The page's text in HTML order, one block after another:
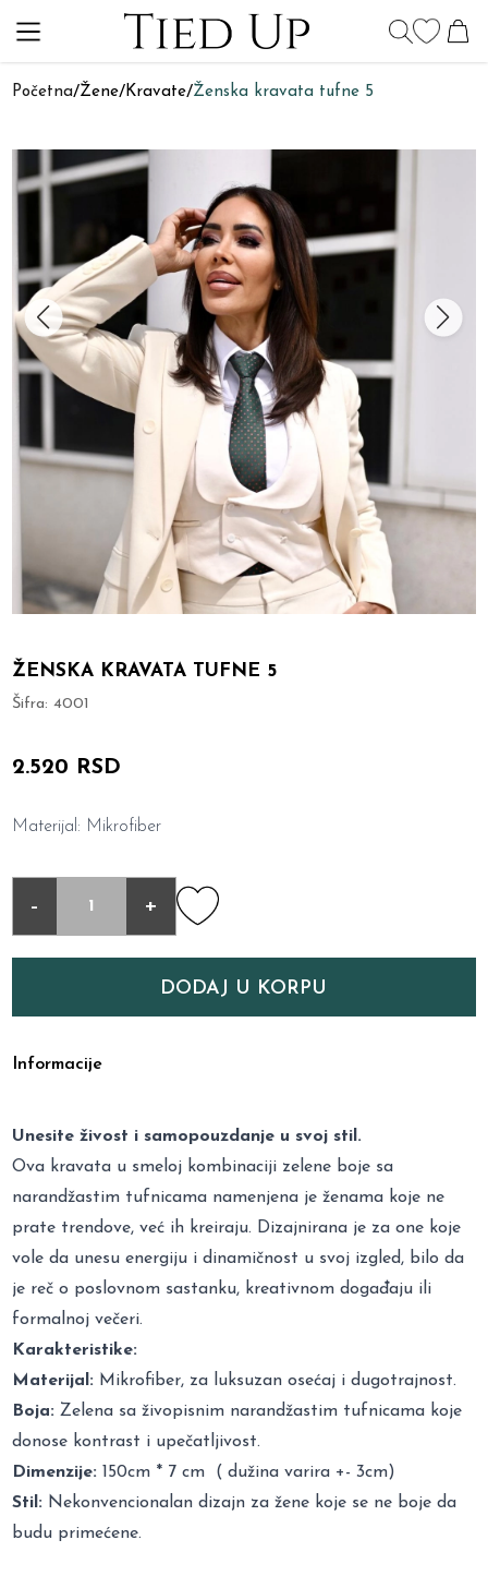
Početna/Žene/Kravate/Ženska kravata tufne 5
ŽENSKA KRAVATA TUFNE 5
Šifra:4001
2.520 RSD
Materijal: Mikrofiber
- +
DODAJ U KORPU
Informacije
Unesite živost i samopouzdanje u svoj stil.
Ova kravata u smeloj kombinaciji zelene boje sa
narandžastim tufnicama namenjena je ženama koje ne
prate trendove, već ih kreiraju. Dizajnirana je za one koje
vole da unesu energiju i dinamičnost u svoj izgled, bilo da
je reč o poslovnom sastanku, kreativnom događaju ili
formalnoj večeri.
Karakteristike:
Materijal: Mikrofiber, za luksuzan osećaj i dugotrajnost.
Boja: Zelena sa živopisnim narandžastim tufnicama koje
donose kontrast i upečatljivost.
Dimenzije: 150cm * 7 cm ( dužina varira +- 3cm)
Stil: Nekonvencionalan dizajn za žene koje se ne boje da
budu primećene.